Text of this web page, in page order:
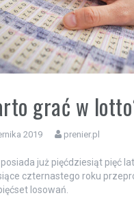
grać w
2019 prenier.pl
posiada już pięćdziesiąt pięć
czternastego roku
losowań.